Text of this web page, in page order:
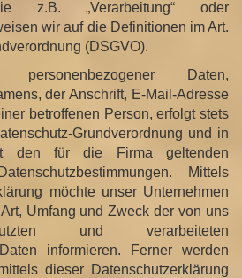
z.B. „Verarbeitung“ oder
wir auf die Definitionen im Art.
(DSGVO).
Daten,
der Anschrift, E-Mail-Adresse
betroffenen Person, erfolgt stets
Grundverordnung und in
den für die Firma geltenden
Mittels
möchte unser Unternehmen
Umfang und Zweck der von uns
und verarbeiteten
informieren. Ferner werden
dieser Datenschutzerklärung